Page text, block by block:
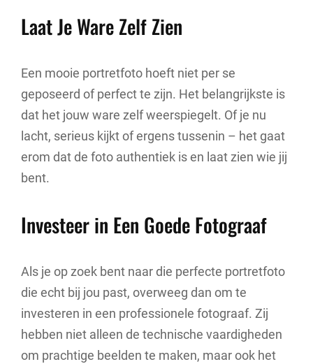
Laat Je Ware Zelf Zien
Een mooie portretfoto hoeft niet per se
geposeerd of perfect te zijn. Het belangrijkste is
dat het jouw ware zelf weerspiegelt. Of je nu
lacht, serieus kijkt of ergens tussenin – het gaat
erom dat de foto authentiek is en laat zien wie jij
bent.
Investeer in Een Goede Fotograaf
Als je op zoek bent naar die perfecte portretfoto
die echt bij jou past, overweeg dan om te
investeren in een professionele fotograaf. Zij
hebben niet alleen de technische vaardigheden
om prachtige beelden te maken, maar ook het